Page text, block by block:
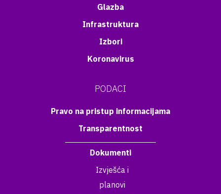
Glazba
Infrastruktura
Izbori
Koronavirus
PODACI
Pravo na pristup informacijama
Transparentnost
Dokumenti
Izvješća i
planovi